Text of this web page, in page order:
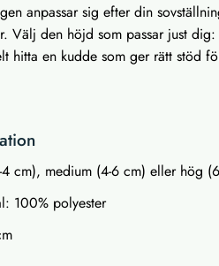
anpassar sig efter din
Välj den höjd som passar just
hitta en kudde som ger rätt stöd
cm), medium (4-6 cm) eller hög
100% polyester